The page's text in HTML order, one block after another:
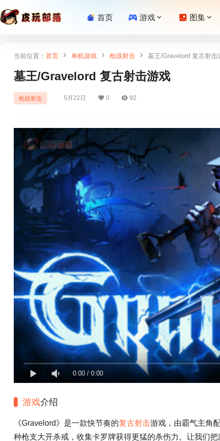
首页 游戏 图集
当前位置： 首页 单机游戏 枪战射击 墓王/Gravelord 复古射击
墓王/Gravelord 复古射击游戏
枪战射击 5月22日 0 92
0:00 / 0:00
游戏介绍
《Gravelord》是一款快节奏的复古射击游戏，由霸气主角
种枪支大开杀戒，收集卡罗牌获得更猛的杀伤力。让我们